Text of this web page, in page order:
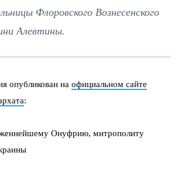
Флоровского Вознесенского
Алевтины.
опубликован на официальном сайте
:
Онуфрию, митрополиту